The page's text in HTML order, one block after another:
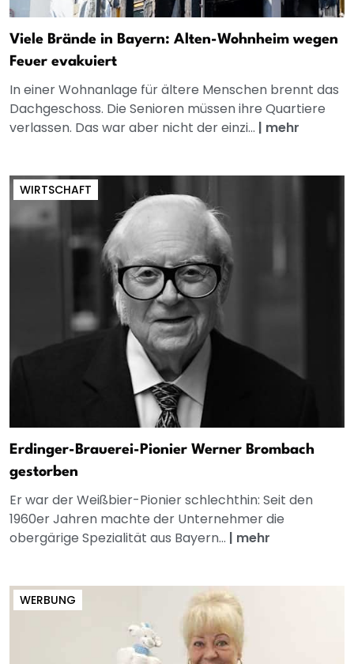
Viele Brände in Bayern: Alten-Wohnheim wegen
Feuer evakuiert
In einer Wohnanlage für ältere Menschen brennt das
Dachgeschoss. Die Senioren müssen ihre Quartiere
verlassen. Das war aber nicht der einzi... | mehr
WIRTSCHAFT
Erdinger-Brauerei-Pionier Werner Brombach
gestorben
Er war der Weißbier-Pionier schlechthin: Seit den
1960er Jahren machte der Unternehmer die
obergärige Spezialität aus Bayern... | mehr
WERBUNG